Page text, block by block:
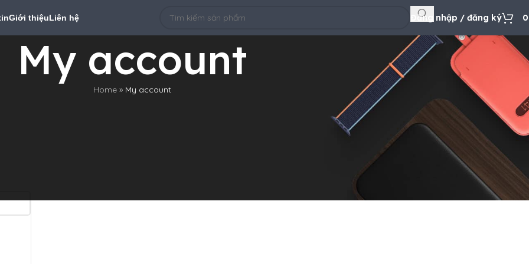
Giới thiệuLiên hệ Đăng nhập / đăng ký
My account
Home » My account
Registering for this site allows you to access your order status and history. Just